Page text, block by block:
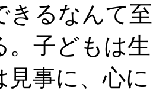
きるなんて
。子どもは
見事に、心